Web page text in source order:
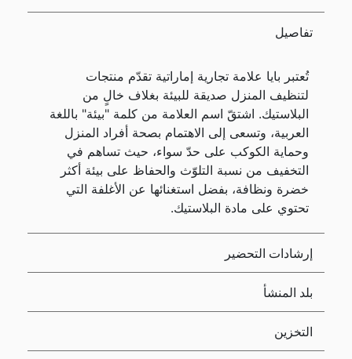
تفاصيل
تُعتبر بايا علامة تجارية إماراتية تقدّم منتجات
لتنظيف المنزل صديقة للبيئة بغلاف خالٍ من
البلاستيك. اشتقّ اسم العلامة من كلمة "بيئة" باللغة
العربية، وتسعى إلى الاهتمام بصحة أفراد المنزل
وحماية الكوكب على حدّ سواء، حيث تساهم في
التخفيف من نسبة التلوّث والحفاظ على بيئة أكثر
خضرة ونظافة، بفضل استغنائها عن الأغلفة التي
تحتوي على مادة البلاستيك.
إرشادات التحضير
بلد المنشأ
التخزين